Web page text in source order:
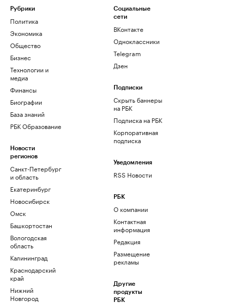
Рубрики
Политика
Экономика
Общество
Бизнес
Технологии и
медиа
Финансы
Биографии
База знаний
РБК Образование
Новости
регионов
Санкт-Петербург
и область
Екатеринбург
Новосибирск
Омск
Башкортостан
Вологодская
область
Калининград
Краснодарский
край
Нижний
Новгород
Социальные
сети
ВКонтакте
Одноклассники
Telegram
Дзен
Подписки
Скрыть баннеры
на РБК
Подписка на РБК
Корпоративная
подписка
Уведомления
RSS Новости
РБК
О компании
Контактная
информация
Редакция
Размещение
рекламы
Другие
продукты
РБК